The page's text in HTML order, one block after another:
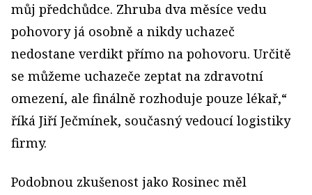
můj předchůdce. Zhruba dva měsíce vedu
pohovory já osobně a nikdy uchazeč
nedostane verdikt přímo na pohovoru. Určitě
se můžeme uchazeče zeptat na zdravotní
omezení, ale finálně rozhoduje pouze lékař,“
říká Jiří Ječmínek, současný vedoucí logistiky
firmy.
Podobnou zkušenost jako Rosinec měl